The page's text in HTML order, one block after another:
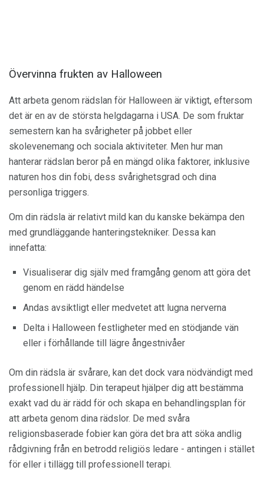
Övervinna frukten av Halloween
Att arbeta genom rädslan för Halloween är viktigt, eftersom
det är en av de största helgdagarna i USA. De som fruktar
semestern kan ha svårigheter på jobbet eller
skolevenemang och sociala aktiviteter. Men hur man
hanterar rädslan beror på en mängd olika faktorer, inklusive
naturen hos din fobi, dess svårighetsgrad och dina
personliga triggers.
Om din rädsla är relativt mild kan du kanske bekämpa den
med grundläggande hanteringstekniker. Dessa kan
innefatta:
Visualiserar dig själv med framgång genom att göra det
genom en rädd händelse
Andas avsiktligt eller medvetet att lugna nerverna
Delta i Halloween festligheter med en stödjande vän
eller i förhållande till lägre ångestnivåer
Om din rädsla är svårare, kan det dock vara nödvändigt med
professionell hjälp. Din terapeut hjälper dig att bestämma
exakt vad du är rädd för och skapa en behandlingsplan för
att arbeta genom dina rädslor. De med svåra
religionsbaserade fobier kan göra det bra att söka andlig
rådgivning från en betrodd religiös ledare - antingen i stället
för eller i tillägg till professionell terapi.